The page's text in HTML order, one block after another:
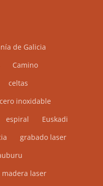
elegir
la
página
de
de Galicia
Camino
celtas
inoxidable
espiral
Euskadi
grabado laser
madera laser